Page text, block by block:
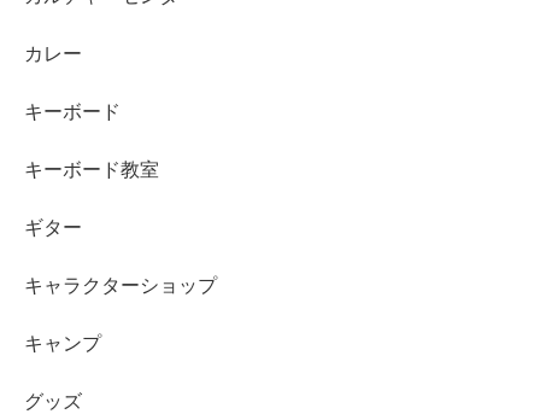
カレー
キーボード
キーボード教室
ギター
キャラクターショップ
キャンプ
グッズ